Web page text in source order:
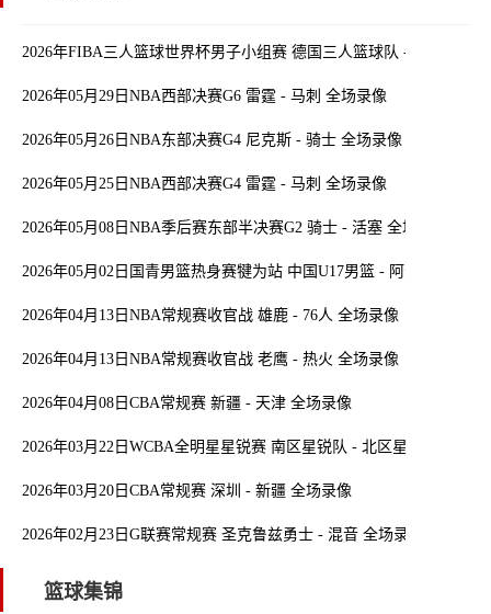
2026年FIBA三人篮球世界杯男子小组赛 德国三人篮球队 - 中国三人
2026年05月29日NBA西部决赛G6 雷霆 - 马刺 全场录像
2026年05月26日NBA东部决赛G4 尼克斯 - 骑士 全场录像
2026年05月25日NBA西部决赛G4 雷霆 - 马刺 全场录像
2026年05月08日NBA季后赛东部半决赛G2 骑士 - 活塞 全场录像
2026年05月02日国青男篮热身赛犍为站 中国U17男篮 - 阿尔法学院 全
2026年04月13日NBA常规赛收官战 雄鹿 - 76人 全场录像
2026年04月13日NBA常规赛收官战 老鹰 - 热火 全场录像
2026年04月08日CBA常规赛 新疆 - 天津 全场录像
2026年03月22日WCBA全明星星锐赛 南区星锐队 - 北区星锐队 全场
2026年03月20日CBA常规赛 深圳 - 新疆 全场录像
2026年02月23日G联赛常规赛 圣克鲁兹勇士 - 混音 全场录像
篮球集锦